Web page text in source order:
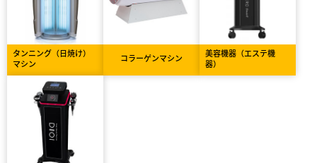
タンニング（日焼け）
マシン
コラーゲンマシン
美容機器（エステ機
器）